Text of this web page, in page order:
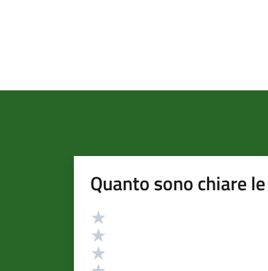
Quanto sono chiare
Valutazione